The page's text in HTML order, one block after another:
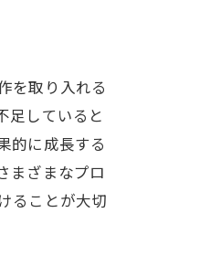
を取り入れる
足していると
的に成長する
まざまなプロ
ることが大切